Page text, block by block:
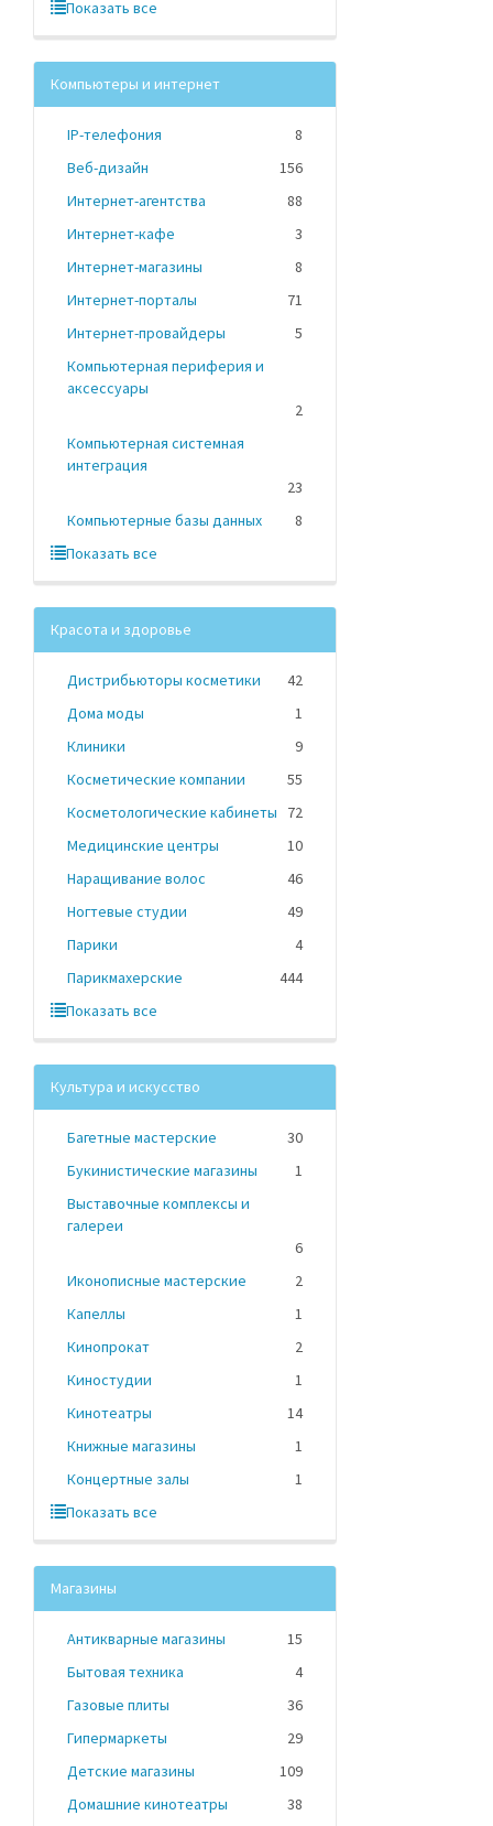
Показать все
Компьютеры и интернет
IP-телефония
8
Веб-дизайн
156
Интернет-агентства
88
Интернет-кафе
3
Интернет-магазины
8
Интернет-порталы
71
Интернет-провайдеры
5
Компьютерная периферия и
аксессуары
2
Компьютерная системная
интеграция
23
Компьютерные базы данных
8
Показать все
Красота и здоровье
Дистрибьюторы косметики
42
Дома моды
1
Клиники
9
Косметические компании
55
Косметологические кабинеты
72
Медицинские центры
10
Наращивание волос
46
Ногтевые студии
49
Парики
4
Парикмахерские
444
Показать все
Культура и искусство
Багетные мастерские
30
Букинистические магазины
1
Выставочные комплексы и
галереи
6
Иконописные мастерские
2
Капеллы
1
Кинопрокат
2
Киностудии
1
Кинотеатры
14
Книжные магазины
1
Концертные залы
1
Показать все
Магазины
Антикварные магазины
15
Бытовая техника
4
Газовые плиты
36
Гипермаркеты
29
Детские магазины
109
Домашние кинотеатры
38